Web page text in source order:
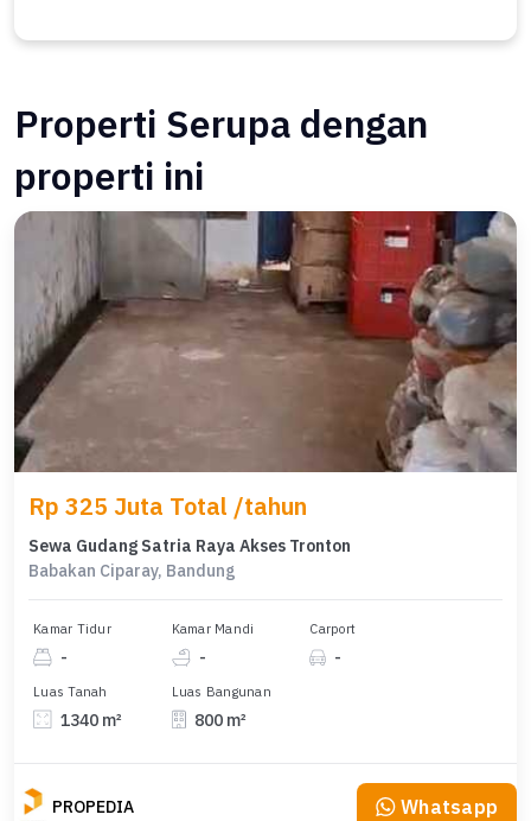
Properti Serupa dengan
properti ini
Rp 325 Juta Total /tahun
Sewa Gudang Satria Raya Akses Tronton
Babakan Ciparay, Bandung
Kamar Tidur
-
Kamar Mandi
-
Carport
-
Luas Tanah
1340 m²
Luas Bangunan
800 m²
PROPEDIA Whatsapp